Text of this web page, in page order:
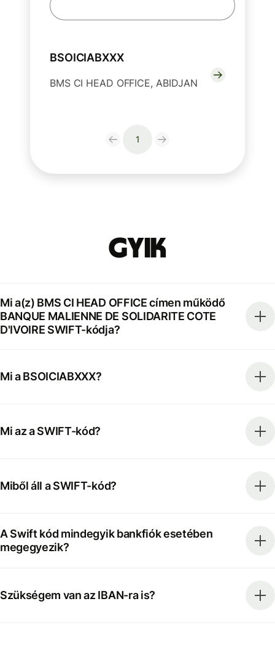
BSOICIABXXX
BMS CI HEAD OFFICE, ABIDJAN
1
GYIK
Mi a(z) BMS CI HEAD OFFICE címen működő
BANQUE MALIENNE DE SOLIDARITE COTE
D'IVOIRE SWIFT-kódja?
Mi a BSOICIABXXX?
Mi az a SWIFT-kód?
Miből áll a SWIFT-kód?
A Swift kód mindegyik bankfiók esetében
megegyezik?
Szükségem van az IBAN-ra is?